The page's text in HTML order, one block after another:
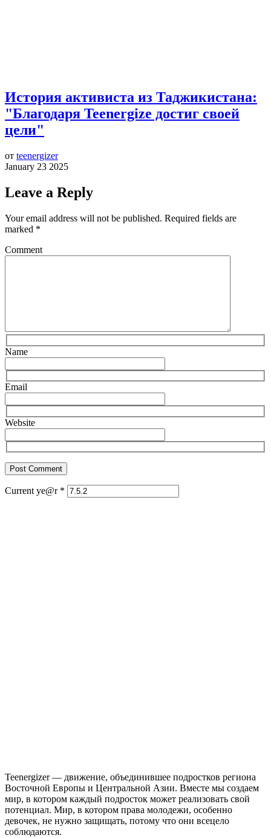
История активиста из Таджикистана:
"Благодаря Teenergize достиг своей
цели"
от teenergizer
January 23 2025
Leave a Reply
Your email address will not be published. Required fields are
marked *
Comment
Name
Email
Website
Current ye@r *
Teenergizer — движение, объединившее подростков региона
Восточной Европы и Центральной Азии. Вместе мы создаем
мир, в котором каждый подросток может реализовать свой
потенциал. Мир, в котором права молодежи, особенно
девочек, не нужно защищать, потому что они всецело
соблюдаются.